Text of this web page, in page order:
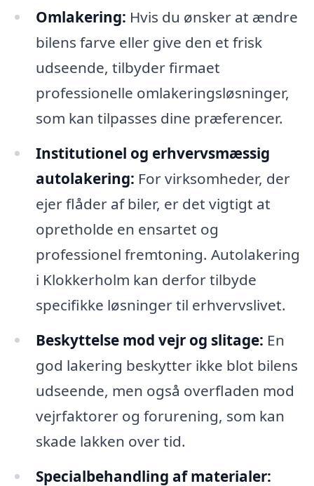
Omlakering: Hvis du ønsker at ændre
bilens farve eller give den et frisk
udseende, tilbyder firmaet
professionelle omlakeringsløsninger,
som kan tilpasses dine præferencer.
Institutionel og erhvervsmæssig
autolakering: For virksomheder, der
ejer flåder af biler, er det vigtigt at
opretholde en ensartet og
professionel fremtoning. Autolakering
i Klokkerholm kan derfor tilbyde
specifikke løsninger til erhvervslivet.
Beskyttelse mod vejr og slitage: En
god lakering beskytter ikke blot bilens
udseende, men også overfladen mod
vejrfaktorer og forurening, som kan
skade lakken over tid.
Specialbehandling af materialer: